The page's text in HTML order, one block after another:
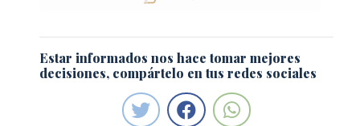
Estar informados nos hace tomar mejores
decisiones, compártelo en tus redes sociales